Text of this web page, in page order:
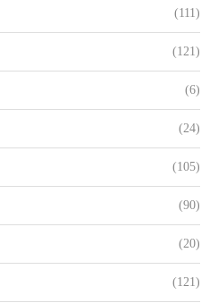
(111)
(121)
(6)
(24)
(105)
(90)
(20)
(121)